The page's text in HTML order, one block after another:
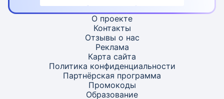
О проекте
Контакты
Отзывы о нас
Реклама
Карта сайта
Политика конфиденциальности
Партнёрская программа
Промокоды
Образование